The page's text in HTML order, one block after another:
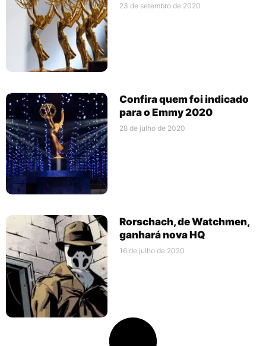
23 de setembro de 2020
Confira quem foi indicado
para o Emmy 2020
28 de julho de 2020
Rorschach, de Watchmen,
ganhará nova HQ
16 de julho de 2020